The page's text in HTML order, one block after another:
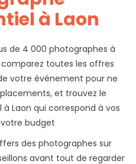
à Laon
de 4 000 photographes à
comparez toutes les offres
votre événement pour ne
et trouvez le
Laon qui correspond à vos
budget
des photographes sur
avant tout de regarder